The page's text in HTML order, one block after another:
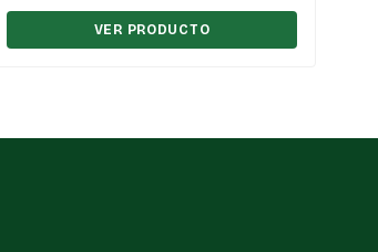
VER PRODUCTO